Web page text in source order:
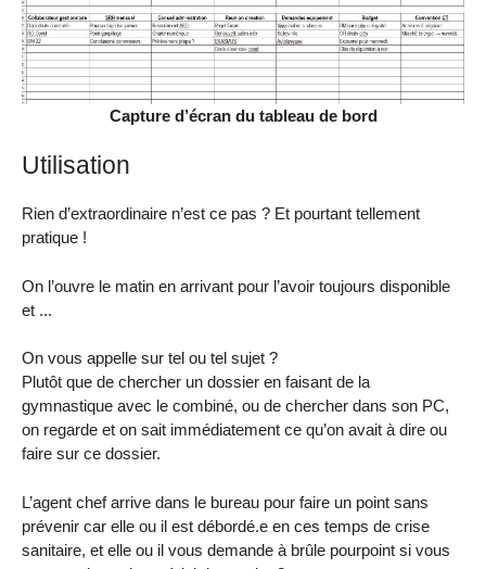
Capture d’écran du tableau de bord
Utilisation
Rien d’extraordinaire n’est ce pas ? Et pourtant tellement
pratique !
On l’ouvre le matin en arrivant pour l’avoir toujours disponible
et ...
On vous appelle sur tel ou tel sujet ?
Plutôt que de chercher un dossier en faisant de la
gymnastique avec le combiné, ou de chercher dans son PC,
on regarde et on sait immédiatement ce qu’on avait à dire ou
faire sur ce dossier.
L’agent chef arrive dans le bureau pour faire un point sans
prévenir car elle ou il est débordé.e en ces temps de crise
sanitaire, et elle ou il vous demande à brûle pourpoint si vous